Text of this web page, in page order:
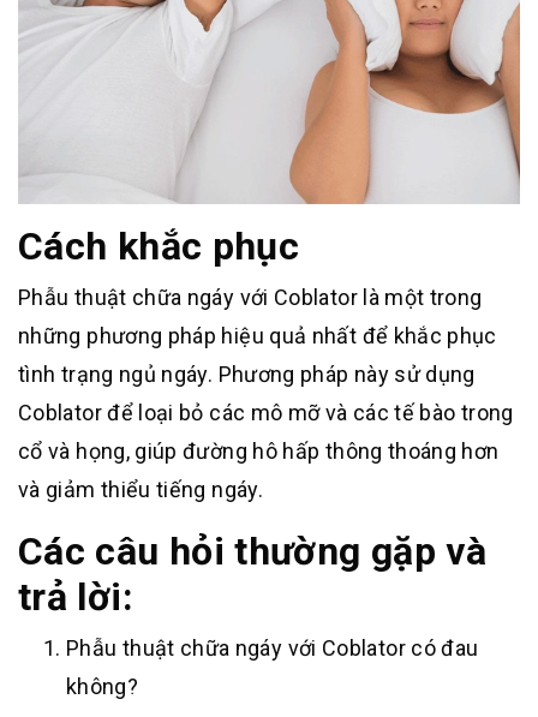
Cách khắc phục
Phẫu thuật chữa ngáy với Coblator là một trong
những phương pháp hiệu quả nhất để khắc phục
tình trạng ngủ ngáy. Phương pháp này sử dụng
Coblator để loại bỏ các mô mỡ và các tế bào trong
cổ và họng, giúp đường hô hấp thông thoáng hơn
và giảm thiểu tiếng ngáy.
Các câu hỏi thường gặp và
trả lời:
Phẫu thuật chữa ngáy với Coblator có đau
không?